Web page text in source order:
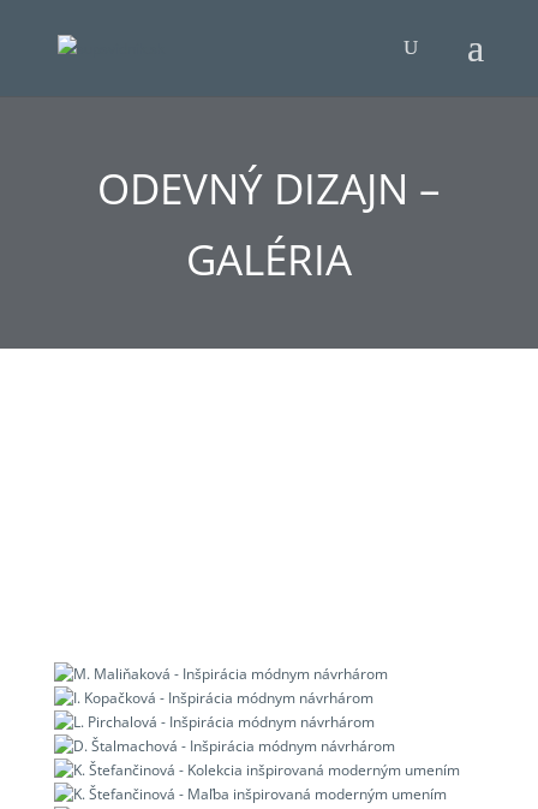
ODEVNÝ DIZAJN –
GALÉRIA